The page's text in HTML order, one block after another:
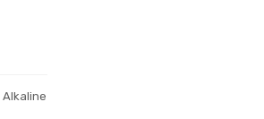
Alkaline